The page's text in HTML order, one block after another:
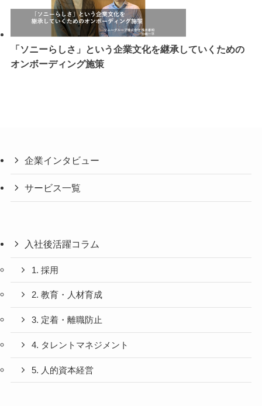
「ソニーらしさ」という企業文化を継承していくための
オンボーディング施策
企業インタビュー
サービス一覧
入社後活躍コラム
1. 採用
2. 教育・人材育成
3. 定着・離職防止
4. タレントマネジメント
5. 人的資本経営